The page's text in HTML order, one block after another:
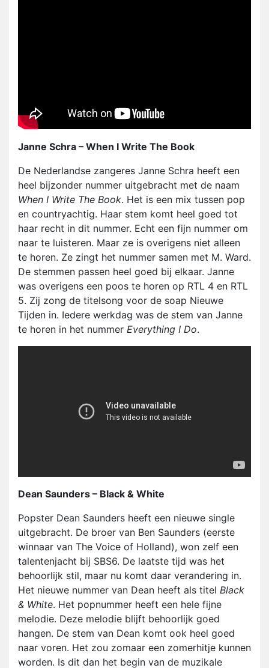
Janne Schra – When I Write The Book
De Nederlandse zangeres Janne Schra heeft een
heel bijzonder nummer uitgebracht met de naam
When I Write The Book. Het is een mix tussen pop
en countryachtig. Haar stem komt heel goed tot
haar recht in dit nummer. Echt een fijn nummer om
naar te luisteren. Maar ze is overigens niet alleen
te horen. Ze zingt het nummer samen met M. Ward.
De stemmen passen heel goed bij elkaar. Janne
was overigens een poos te horen op RTL 4 en RTL
5. Zij zong de titelsong voor de soap Nieuwe
Tijden in. Iedere werkdag was de stem van Janne
te horen in het nummer Everything I Do.
Dean Saunders – Black & White
Popster Dean Saunders heeft een nieuwe single
uitgebracht. De broer van Ben Saunders (eerste
winnaar van The Voice of Holland), won zelf een
talentenjacht bij SBS6. De laatste tijd was het
behoorlijk stil, maar nu komt daar verandering in.
Het nieuwe nummer van Dean heeft als titel Black
& White. Het popnummer heeft een hele fijne
melodie. Deze melodie blijft behoorlijk goed
hangen. De stem van Dean komt ook heel goed
naar voren. Het zou zomaar een zomerhitje kunnen
worden. Is dit dan het begin van de muzikale